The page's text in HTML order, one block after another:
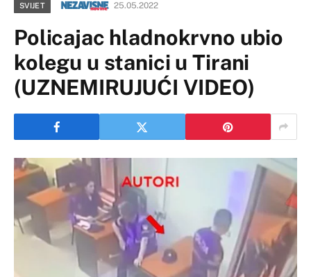
SVIJET 25.05.2022
Policajac hladnokrvno ubio
kolegu u stanici u Tirani
(UZNEMIRUJUĆI VIDEO)